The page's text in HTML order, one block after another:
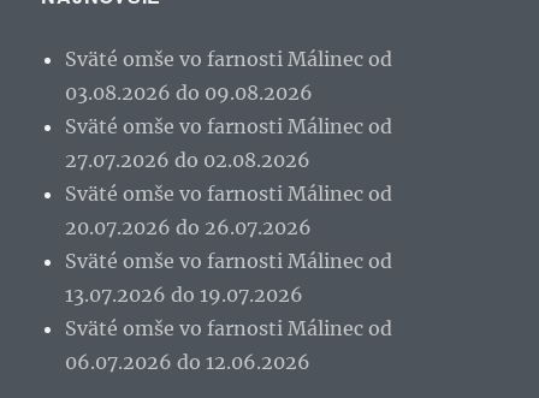
Sväté omše vo farnosti Málinec od
03.08.2026 do 09.08.2026
Sväté omše vo farnosti Málinec od
27.07.2026 do 02.08.2026
Sväté omše vo farnosti Málinec od
20.07.2026 do 26.07.2026
Sväté omše vo farnosti Málinec od
13.07.2026 do 19.07.2026
Sväté omše vo farnosti Málinec od
06.07.2026 do 12.06.2026